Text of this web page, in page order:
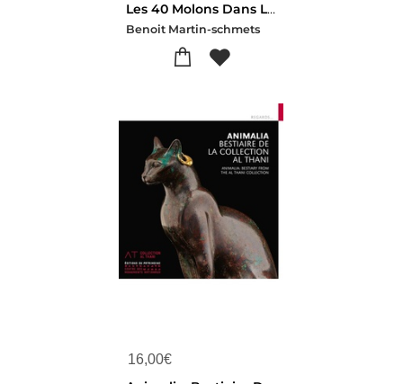
Les 40 Molons Dans La Ceramique Namuroise
Benoit Martin-schmets
16,00€